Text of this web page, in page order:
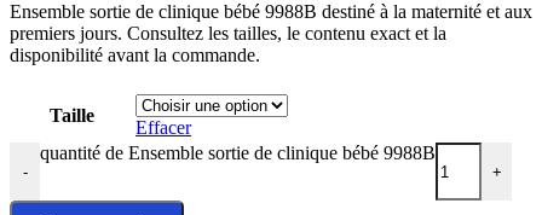
Ensemble sortie de clinique bébé 9988B destiné à la maternité et aux
premiers jours. Consultez les tailles, le contenu exact et la
disponibilité avant la commande.
Taille
Effacer
-
quantité de Ensemble sortie de clinique bébé 9988B
+